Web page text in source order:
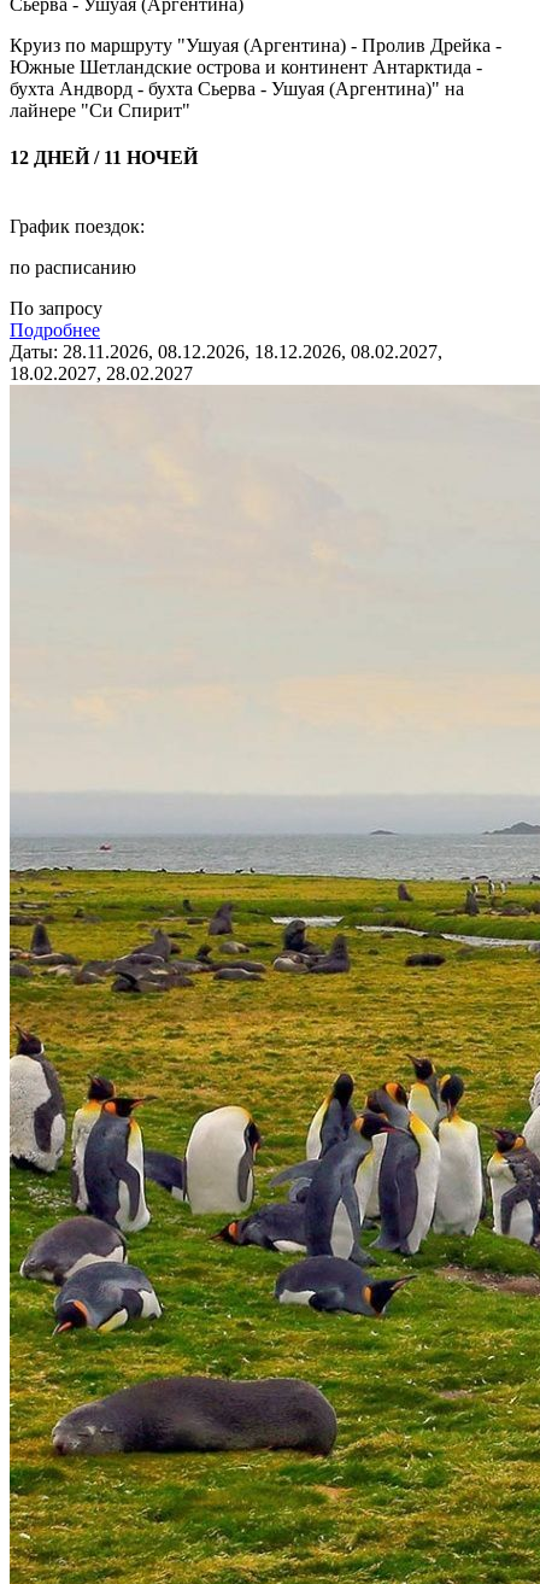
Сьерва - Ушуая (Аргентина)
Круиз по маршруту "Ушуая (Аргентина) - Пролив Дрейка -
Южные Шетландские острова и континент Антарктида -
бухта Андворд - бухта Сьерва - Ушуая (Аргентина)" на
лайнере "Си Спирит"
12 ДНЕЙ / 11 НОЧЕЙ
График поездок:
по расписанию
По запросу
Подробнее
Даты: 28.11.2026, 08.12.2026, 18.12.2026, 08.02.2027,
18.02.2027, 28.02.2027